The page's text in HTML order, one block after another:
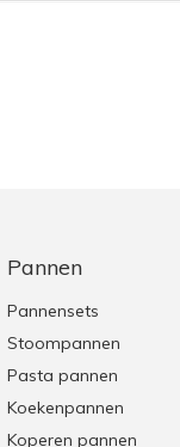
Pannen
Pannensets
Stoompannen
Pasta pannen
Koekenpannen
Koperen pannen